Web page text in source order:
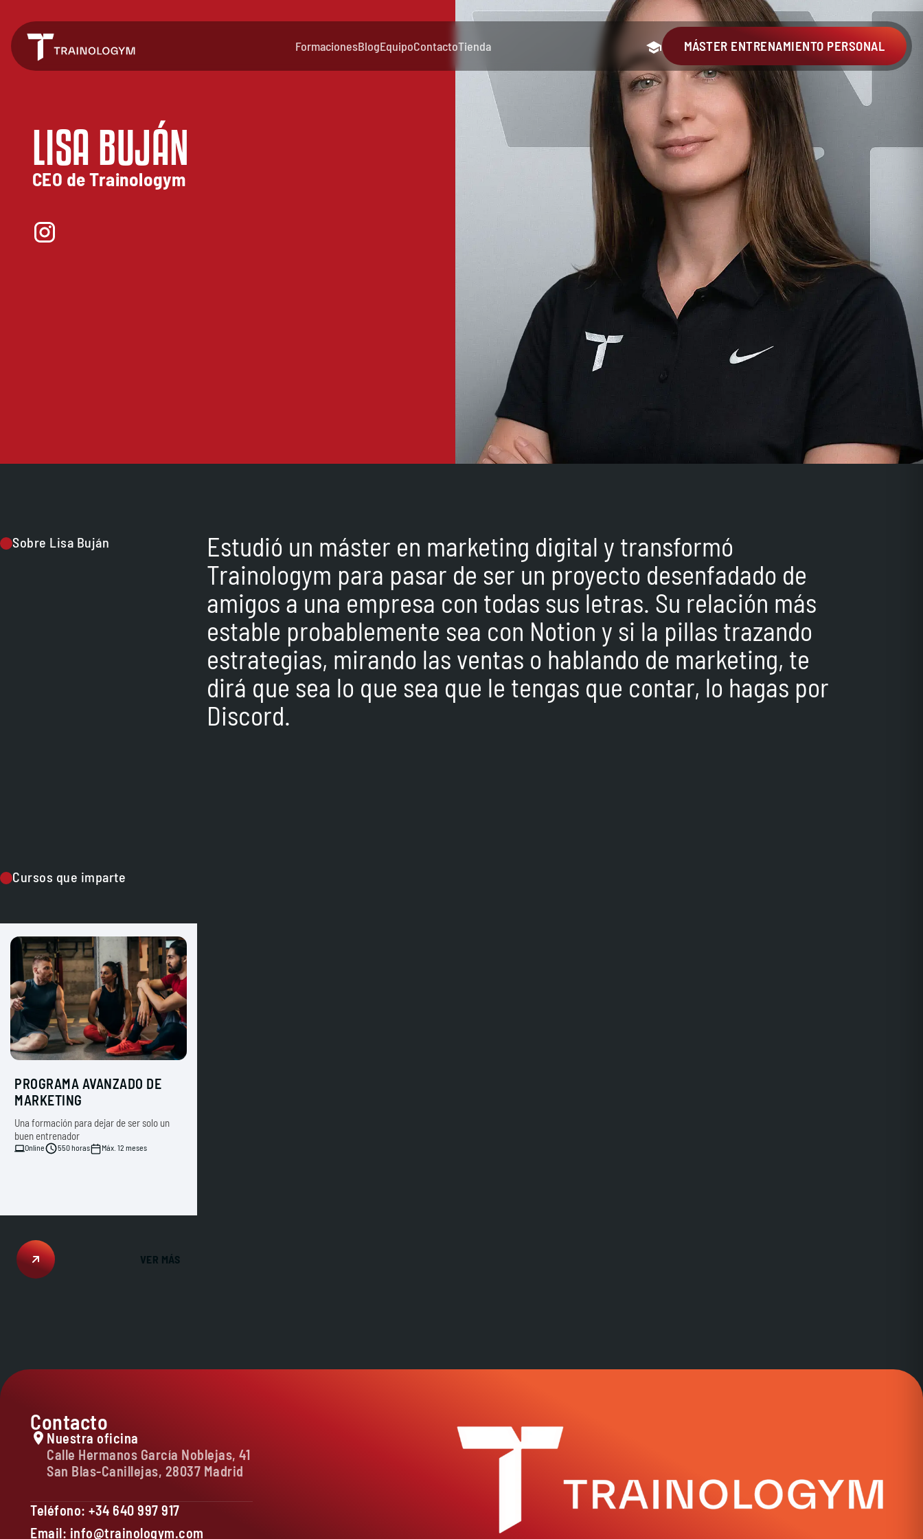
FormacionesBlogEquipoContactoTienda MÁSTER ENTRENAMIENTO PERSONAL
LISA BUJÁN
CEO de Trainologym
Sobre Lisa Buján
Estudió un máster en marketing digital y transformó
Trainologym para pasar de ser un proyecto desenfadado de
amigos a una empresa con todas sus letras. Su relación más
estable probablemente sea con Notion y si la pillas trazando
estrategias, mirando las ventas o hablando de marketing, te
dirá que sea lo que sea que le tengas que contar, lo hagas por
Discord.
Cursos que imparte
PROGRAMA AVANZADO DE
MARKETING
Una formación para dejar de ser solo un
buen entrenador
Online 550 horas Máx. 12 meses
VER MÁS
Contacto
Nuestra oficina
Calle Hermanos García Noblejas, 41
San Blas-Canillejas, 28037 Madrid
Teléfono: +34 640 997 917
Email: info@trainologym.com